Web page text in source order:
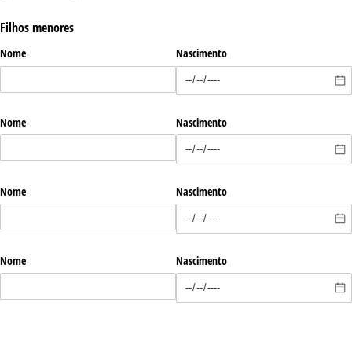
Filhos menores
Nome Nascimento
Nome Nascimento
Nome Nascimento
Nome Nascimento